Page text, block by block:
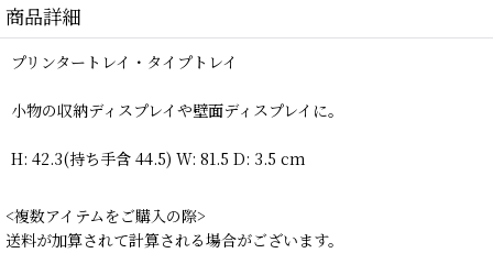
商品詳細
プリンタートレイ・タイプトレイ
小物の収納ディスプレイや壁面ディスプレイに。
H: 42.3(持ち手含 44.5) W: 81.5 D: 3.5 cm
<複数アイテムをご購入の際>
送料が加算されて計算される場合がございます。